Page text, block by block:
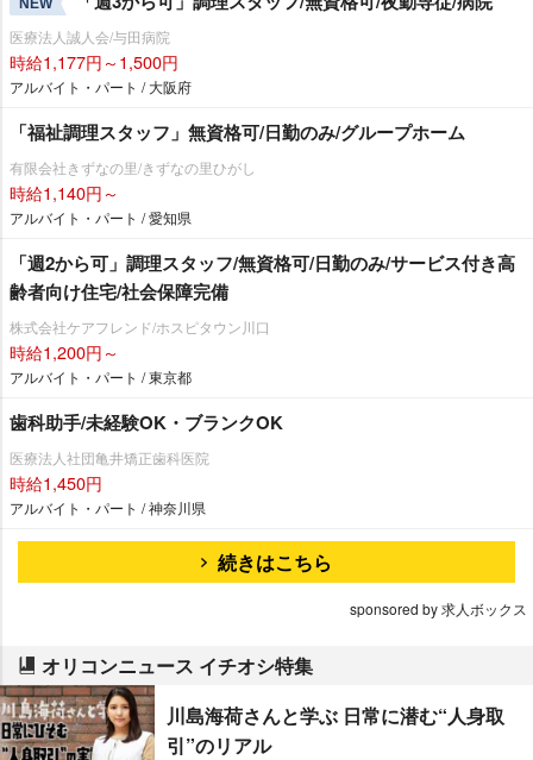
NEW
医療法人誠人会/与田病院
時給1,177円～1,500円
アルバイト・パート / 大阪府
「福祉調理スタッフ」無資格可/日勤のみ/グループホーム
有限会社きずなの里/きずなの里ひがし
時給1,140円～
アルバイト・パート / 愛知県
「週2から可」調理スタッフ/無資格可/日勤のみ/サービス付き高
齢者向け住宅/社会保障完備
株式会社ケアフレンド/ホスピタウン川口
時給1,200円～
アルバイト・パート / 東京都
歯科助手/未経験OK・ブランクOK
医療法人社団亀井矯正歯科医院
時給1,450円
アルバイト・パート / 神奈川県
続きはこちら
sponsored by 求人ボックス
オリコンニュース イチオシ特集
川島海荷さんと学ぶ 日常に潜む“人身取
引”のリアル